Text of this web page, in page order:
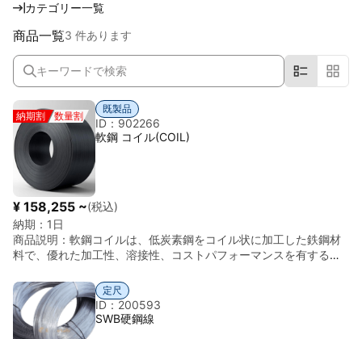
カテゴリー一覧
商品一覧3 件あります
納期割 数量割
既製品
ID：902266
軟鋼 コイル(COIL)
¥ 158,255 ~(税込)
納期： 1日
商品説明： 軟鋼コイルは、低炭素鋼をコイル状に加工した鉄鋼材
料で、優れた加工性、溶接性、コストパフォーマンスを有する汎
やプレス加工など各種成形に適しています。 コイル形状により長
尺での供給が可能で、板金加工、構造部材、建材、自動車部品、
一般工業用途など幅広い分野で使用されます。用途に応じて表面
処理（酸洗、冷延、めっきなど）を施すことも可能です。 ■ 主な
定尺
ID：200593
SWB硬鋼線